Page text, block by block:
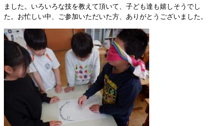
ました。いろいろな技を教えて頂いて、子ども達も嬉しそうでし
た。お忙しい中、ご参加いただいた方、ありがとうございました。